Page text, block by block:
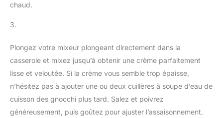
chaud.
3.
Plongez votre mixeur plongeant directement dans la
casserole et mixez jusqu’à obtenir une crème parfaitement
lisse et veloutée. Si la crème vous semble trop épaisse,
n’hésitez pas à ajouter une ou deux cuillères à soupe d’eau de
cuisson des gnocchi plus tard. Salez et poivrez
généreusement, puis goûtez pour ajuster l’assaisonnement.